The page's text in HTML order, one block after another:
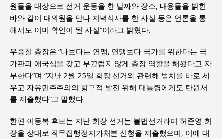
원들을 대상으로 선거 운동을 한 날짜와 장소, 내용들을 밝힌
바와 같이 대의원을 만나 저녁식사를 한 사실 등은 언론을 통
해서도 이미 확인이 된 사실”이라고 밝혔다.
우종철 총장은 “나보다는 연맹, 연맹보다 국가를 위한다는 국
가관과 애국심을 갖고 부끄럽지 않게 총장 역할을 해왔다고 자
부한다”며 “지난 2월 25일 회장 선거와 관련해 법치를 바로 세
우고 자유민주주의의 항구적 발전 위해 대통령에게도 탄원서
를 제출했다”고 말했다.
한편 이동복 후보는 지난 회장 선거는 불법선거라며 허준영 회
장을 상대로 직무집행정지가처분 신청을 제출했으며, 이에 대